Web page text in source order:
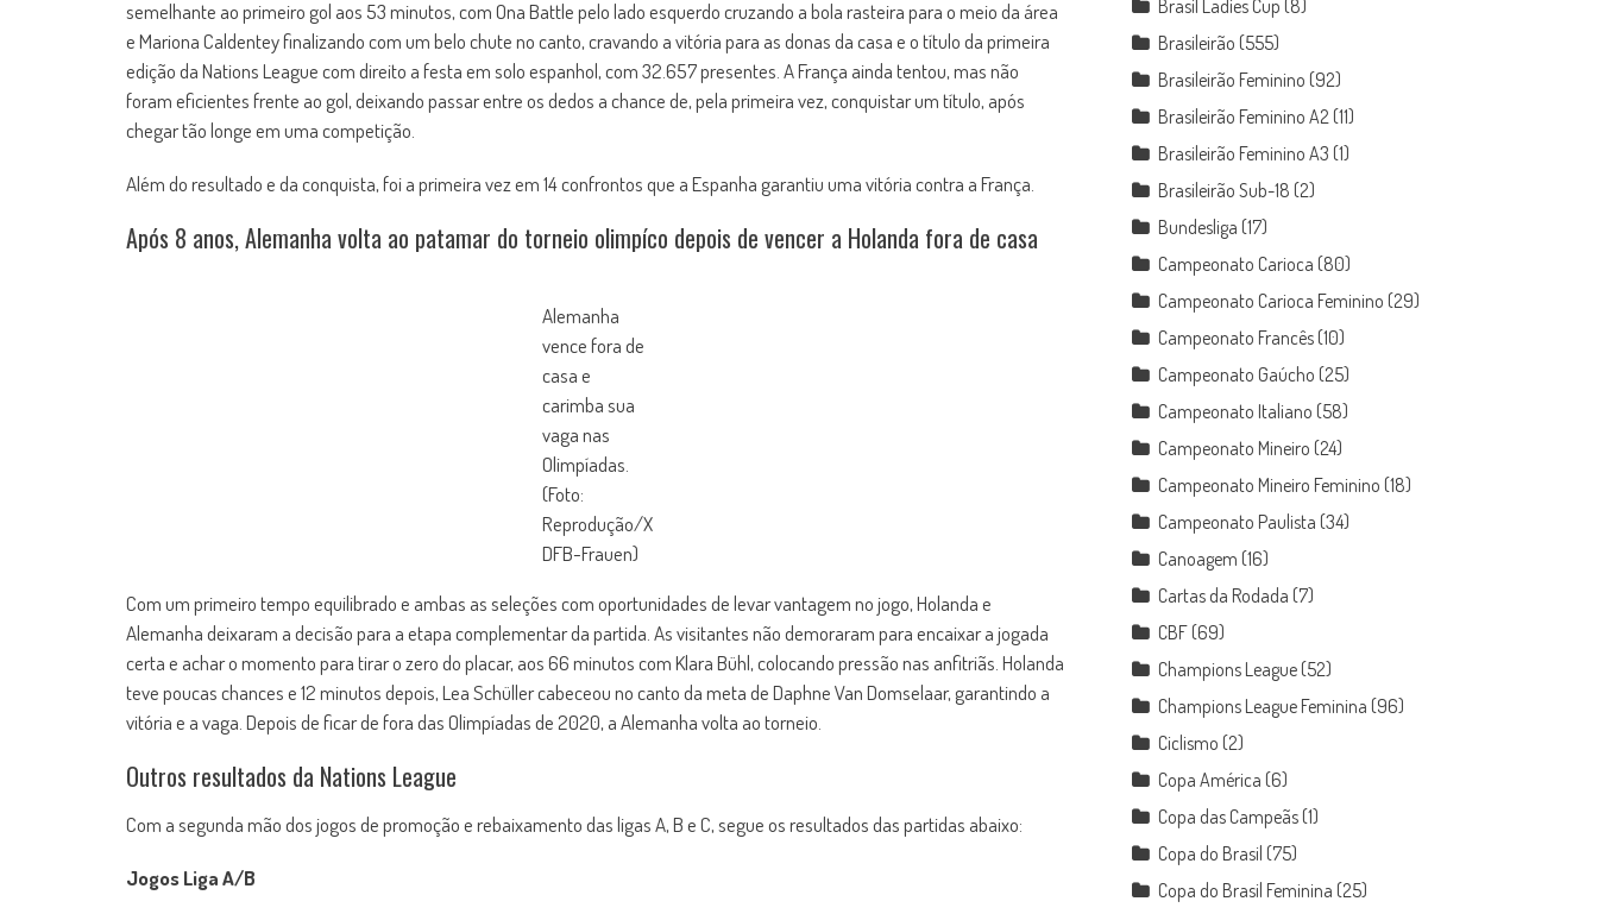
semelhante ao primeiro gol aos 53 minutos, com Ona Battle pelo lado esquerdo cruzando a bola rasteira para o meio da área
e Mariona Caldentey finalizando com um belo chute no canto, cravando a vitória para as donas da casa e o título da primeira
edição da Nations League com direito a festa em solo espanhol, com 32.657 presentes. A França ainda tentou, mas não
foram eficientes frente ao gol, deixando passar entre os dedos a chance de, pela primeira vez, conquistar um título, após
chegar tão longe em uma competição.
Além do resultado e da conquista, foi a primeira vez em 14 confrontos que a Espanha garantiu uma vitória contra a França.
Após 8 anos, Alemanha volta ao patamar do torneio olimpíco depois de vencer a Holanda fora de casa
Alemanha
vence fora de
casa e
carimba sua
vaga nas
Olimpíadas.
(Foto:
Reprodução/X
DFB-Frauen)
Com um primeiro tempo equilibrado e ambas as seleções com oportunidades de levar vantagem no jogo, Holanda e
Alemanha deixaram a decisão para a etapa complementar da partida. As visitantes não demoraram para encaixar a jogada
certa e achar o momento para tirar o zero do placar, aos 66 minutos com Klara Bühl, colocando pressão nas anfitriãs. Holanda
teve poucas chances e 12 minutos depois, Lea Schüller cabeceou no canto da meta de Daphne Van Domselaar, garantindo a
vitória e a vaga. Depois de ficar de fora das Olimpíadas de 2020, a Alemanha volta ao torneio.
Outros resultados da Nations League
Com a segunda mão dos jogos de promoção e rebaixamento das ligas A, B e C, segue os resultados das partidas abaixo:
Jogos Liga A/B
Brasil Ladies Cup (8)
Brasileirão (555)
Brasileirão Feminino (92)
Brasileirão Feminino A2 (11)
Brasileirão Feminino A3 (1)
Brasileirão Sub-18 (2)
Bundesliga (17)
Campeonato Carioca (80)
Campeonato Carioca Feminino (29)
Campeonato Francês (10)
Campeonato Gaúcho (25)
Campeonato Italiano (58)
Campeonato Mineiro (24)
Campeonato Mineiro Feminino (18)
Campeonato Paulista (34)
Canoagem (16)
Cartas da Rodada (7)
CBF (69)
Champions League (52)
Champions League Feminina (96)
Ciclismo (2)
Copa América (6)
Copa das Campeãs (1)
Copa do Brasil (75)
Copa do Brasil Feminina (25)